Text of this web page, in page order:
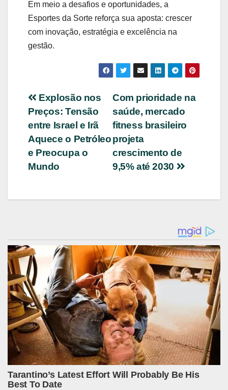
Em meio a desafios e oportunidades, a
Esportes da Sorte reforça sua aposta: crescer
com inovação, estratégia e excelência na
gestão.
Navegação
de
Post
Com prioridade na
saúde, mercado
fitness brasileiro
projeta
crescimento de
9,5% até 2030
Explosão nos
Preços: Tensão
entre Israel e Irã
Aquece o Petróleo
e Preocupa o
Mundo